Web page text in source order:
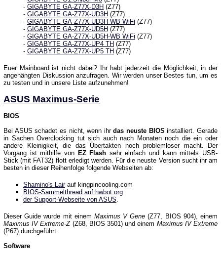
- GIGABYTE GA-Z77X-D3H (Z77)
- GIGABYTE GA-Z77X-UD3H (Z77)
- GIGABYTE GA-Z77X-UD3H-WB WiFi (Z77)
- GIGABYTE GA-Z77X-UD5H (Z77)
- GIGABYTE GA-Z77X-UD5H-WB WiFi (Z77)
- GIGABYTE GA-Z77X-UP4 TH (Z77)
- GIGABYTE GA-Z77X-UP5 TH (Z77)
Euer Mainboard ist nicht dabei? Ihr habt jederzeit die Möglichkeit, in der
angehängten Diskussion anzufragen. Wir werden unser Bestes tun, um es
zu testen und in unsere Liste aufzunehmen!
ASUS Maximus-Serie
BIOS
Bei ASUS schadet es nicht, wenn ihrdas neuste BIOS installiert. Gerade
in Sachen Overclocking tut sich auch nach Monaten noch die ein oder
andere Kleinigkeit, die das Übertakten noch problemloser macht. Der
Vorgang ist mithilfe von EZ Flash sehr einfach und kann mittels USB-
Stick (mit FAT32) flott erledigt werden. Für die neuste Version sucht ihr am
besten in dieser Reihenfolge folgende Webseiten ab:
Shamino's Lairauf kingpincooling.com
BIOS-Sammelthread auf hwbot.org
der Support-Webseite von ASUS
Dieser Guide wurde mit einem Maximus V Gene (Z77, BIOS 904), einem
Maximus IV Extreme-Z(Z68, BIOS 3501) und einem Maximus IV Extreme
(P67) durchgeführt.
Software